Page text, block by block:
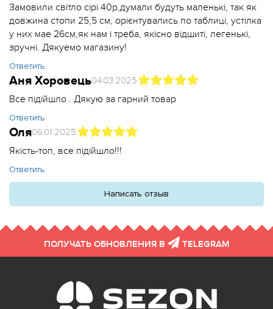
Замовили світло сірі 40р,думали будуть маленькі, так як
довжина стопи 25,5 см, орієнтувались по таблиці, устілка
у них мае 26см,як нам і треба, якісно відшиті, легенькі,
зручні. Дякуемо магазину!
Ответить
Аня Хоровець04.03.2025
Все підійшло . Дякую за гарний товар
Ответить
Оля06.01.2025
Якість-топ, все підійшло!!!
Ответить
Написать отзыв
ПОЛУЧАТЬ ОБНОВЛЕНИЯ В TELEGRAM